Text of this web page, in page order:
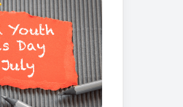
ل
ع
ا
ل
م
ي
ح